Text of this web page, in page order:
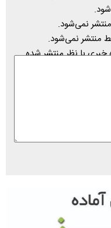
نمی‌شود.
منتشر نمی‌شود.
خبری با نظر منتشر شده